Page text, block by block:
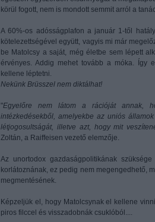
körül fogott, nem is mondott semmit arról a
A 60%-os adósságplafon a január 1-től
kötelezettségével együtt, vagyis mi már
be Matolcsy a saját, még életbe sem lépett
érvényes. Addig mehet tovább a móka. Így
kellene léptetni.
Nekünk Brüsszel nem diktálhat!
"Egyelőre nem látom a rációját annak,
intézkedésekből, amelyekbe az uniós
létjogosultságát, illetve azt, hogy mit
Zoltán, a Raiffeisen vezető elemzője.
Az unortodox gazdaságpolitikának
korlátoznának, ez pedig nem megengedhető,
megmentésének.
Képzeljük el, hogy Matolcsynak el kellene
piros filccel és visszadobnák csuklóból....